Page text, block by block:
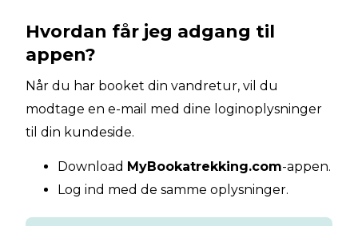
Hvordan får jeg adgang til
appen?
Når du har booket din vandretur, vil du
modtage en e-mail med dine loginoplysninger
til din kundeside.
Download MyBookatrekking.com-appen.
Log ind med de samme oplysninger.